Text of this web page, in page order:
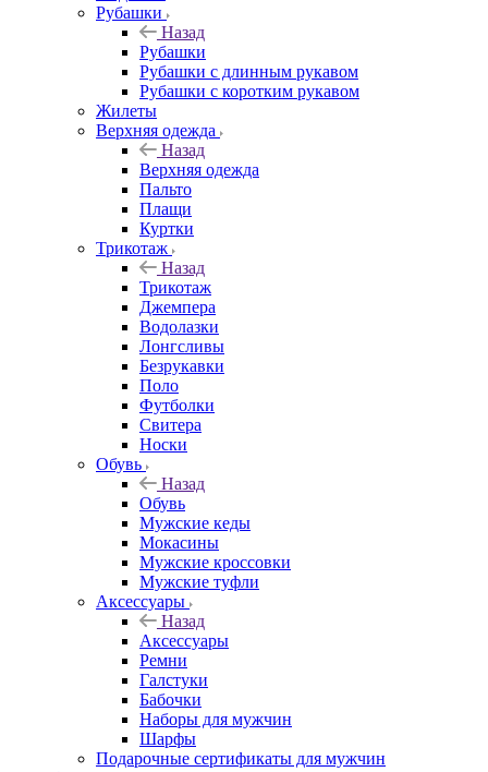
Рубашки
Назад
Рубашки
Рубашки с длинным рукавом
Рубашки с коротким рукавом
Жилеты
Верхняя одежда
Назад
Верхняя одежда
Пальто
Плащи
Куртки
Трикотаж
Назад
Трикотаж
Джемпера
Водолазки
Лонгсливы
Безрукавки
Поло
Футболки
Свитера
Носки
Обувь
Назад
Обувь
Мужские кеды
Мокасины
Мужские кроссовки
Мужские туфли
Аксессуары
Назад
Аксессуары
Ремни
Галстуки
Бабочки
Наборы для мужчин
Шарфы
Подарочные сертификаты для мужчин